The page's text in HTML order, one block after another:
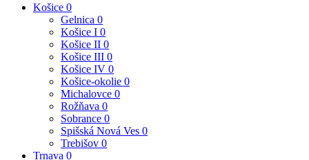
Košice 0
Gelnica 0
Košice I 0
Košice II 0
Košice III 0
Košice IV 0
Košice-okolie 0
Michalovce 0
Rožňava 0
Sobrance 0
Spišská Nová Ves 0
Trebišov 0
Trnava 0